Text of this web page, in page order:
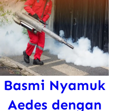
Basmi Nyamuk
Aedes dengan